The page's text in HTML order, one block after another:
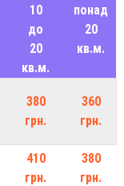
10
до
20
кв.м.
понад
20
кв.м.
380
грн.
360
грн.
410
грн.
380
грн.